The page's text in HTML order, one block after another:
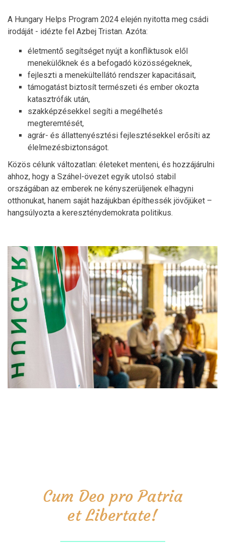
A Hungary Helps Program 2024 elején nyitotta meg csádi
irodáját - idézte fel Azbej Tristan. Azóta:
életmentő segítséget nyújt a konfliktusok elől
menekülőknek és a befogadó közösségeknek,
fejleszti a menekültellátó rendszer kapacitásait,
támogatást biztosít természeti és ember okozta
katasztrófák után,
szakképzésekkel segíti a megélhetés
megteremtését,
agrár- és állattenyésztési fejlesztésekkel erősíti az
élelmezésbiztonságot.
Közös célunk változatlan: életeket menteni, és hozzájárulni
ahhoz, hogy a Száhel-övezet egyik utolsó stabil
országában az emberek ne kényszerüljenek elhagyni
otthonukat, hanem saját hazájukban építhessék jövőjüket –
hangsúlyozta a kereszténydemokrata politikus.
Cum Deo pro Patria
et Libertate!